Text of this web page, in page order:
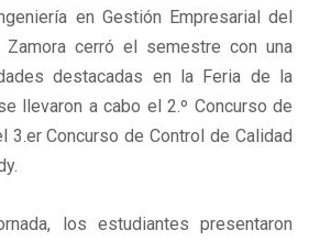
en Gestión Empresarial del
Zamora cerró el semestre con una
destacadas en la Feria de la
llevaron a cabo el 2.º Concurso de
3.er Concurso de Control de Calidad
los estudiantes presentaron